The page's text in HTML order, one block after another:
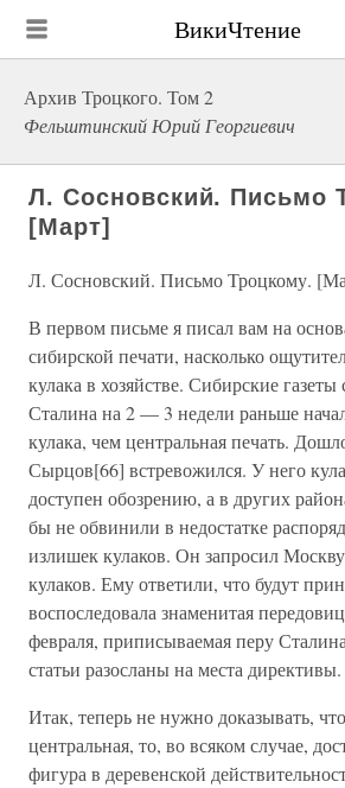
ВикиЧтение
Архив Троцкого. Том 2
Фельштинский Юрий Георгиевич
Л. Сосновский. Письмо
[Март]
Л. Сосновский. Письмо Троцкому.
В первом письме я писал вам на
сибирской печати, насколько
кулака в хозяйстве. Сибирские газеты
Сталина на 2 — 3 недели раньше
кулака, чем центральная печать.
Сырцов[66] встревожился. У него
доступен обозрению, а в других
бы не обвинили в недостатке
излишек кулаков. Он запросил
кулаков. Ему ответили, что будут
воспоследовала знаменитая
февраля, приписываемая перу
статьи разосланы на места директивы.
Итак, теперь не нужно доказывать,
центральная, то, во всяком случае,
фигура в деревенской